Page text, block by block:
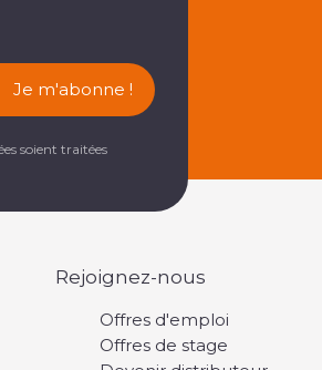
Je m'abonne !
soient traitées
Rejoignez-nous
Offres d'emploi
Offres de stage